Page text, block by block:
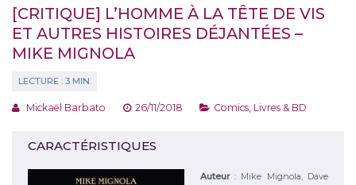
[CRITIQUE] L’HOMME À LA TÊTE DE VIS
ET AUTRES HISTOIRES DÉJANTÉES –
MIKE MIGNOLA
Mickaël Barbato 26/11/2018 Comics Livres & BD
CARACTÉRISTIQUES
Auteur: Mike Mignola, Dave